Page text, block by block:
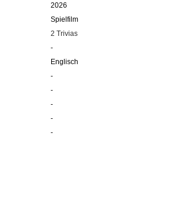
2026
Spielfilm
2 Trivias
-
Englisch
-
-
-
-
-